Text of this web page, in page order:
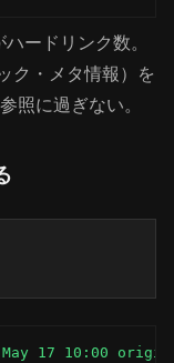
ハードリンク数。
ク・メタ情報）を
照に過ぎない。
17 10:00